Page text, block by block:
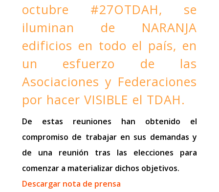
octubre #27OTDAH, se
iluminan de NARANJA
edificios en todo el país, en
un esfuerzo de las
Asociaciones y Federaciones
por hacer VISIBLE el TDAH.
De estas reuniones han obtenido el
compromiso de trabajar en sus demandas y
de una reunión tras las elecciones para
comenzar a materializar dichos objetivos.
Descargar nota de prensa